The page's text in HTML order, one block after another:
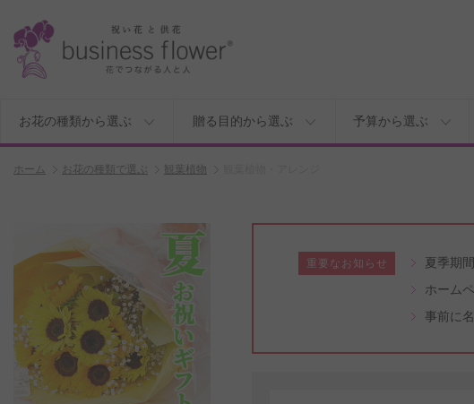
お花の種類から選ぶ 贈る目的から選ぶ 予算から選ぶ
ホーム お花の種類で選ぶ 観葉植物
重要なお知らせ
夏季期
ホーム
事前に